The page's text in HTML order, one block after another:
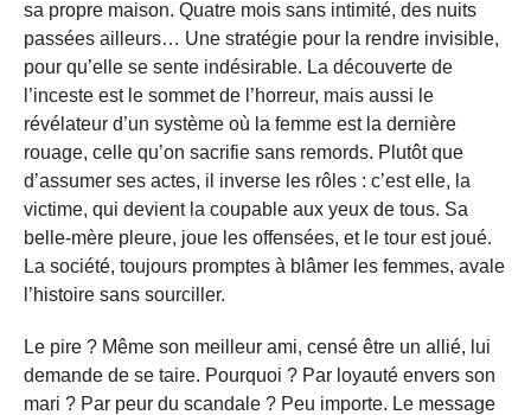
sa propre maison. Quatre mois sans intimité, des nuits
passées ailleurs… Une stratégie pour la rendre invisible,
pour qu’elle se sente indésirable. La découverte de
l’inceste est le sommet de l’horreur, mais aussi le
révélateur d’un système où la femme est la dernière
rouage, celle qu’on sacrifie sans remords. Plutôt que
d’assumer ses actes, il inverse les rôles : c’est elle, la
victime, qui devient la coupable aux yeux de tous. Sa
belle-mère pleure, joue les offensées, et le tour est joué.
La société, toujours promptes à blâmer les femmes, avale
l’histoire sans sourciller.
Le pire ? Même son meilleur ami, censé être un allié, lui
demande de se taire. Pourquoi ? Par loyauté envers son
mari ? Par peur du scandale ? Peu importe. Le message